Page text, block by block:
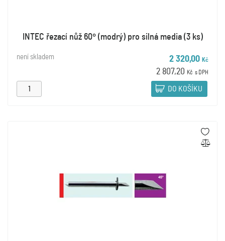
INTEC řezací nůž 60° (modrý) pro silná media (3 ks)
není skladem 2 320,00 Kč
2 807,20 Kč s DPH
DO KOŠÍKU